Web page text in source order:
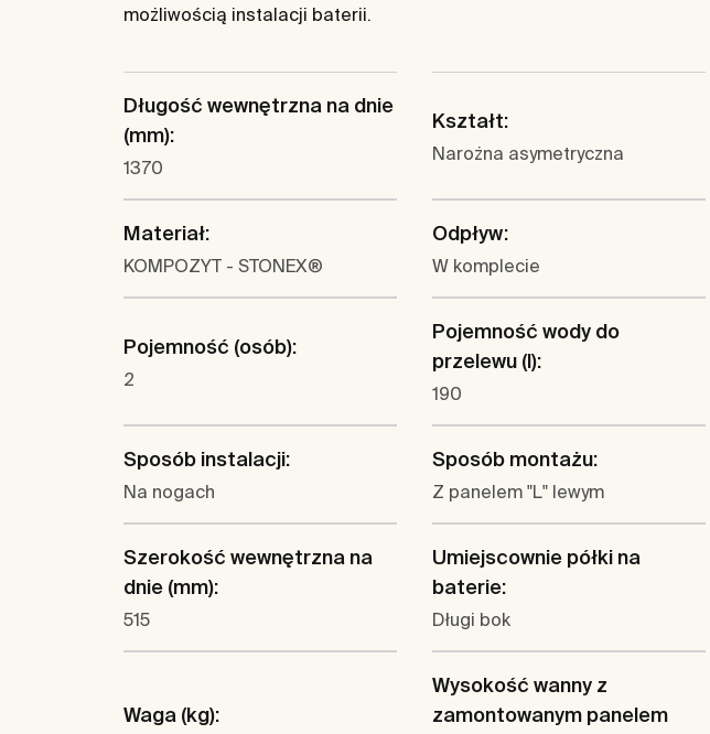
możliwością instalacji baterii.
Długość wewnętrzna na dnie
(mm):
1370
Kształt:
Narożna asymetryczna
Materiał:
KOMPOZYT - STONEX®
Odpływ:
W komplecie
Pojemność (osób):
2
Pojemność wody do
przelewu (l):
190
Sposób instalacji:
Na nogach
Sposób montażu:
Z panelem "L" lewym
Szerokość wewnętrzna na
dnie (mm):
515
Umiejscownie półki na
baterie:
Długi bok
Waga (kg):
Wysokość wanny z
zamontowanym panelem